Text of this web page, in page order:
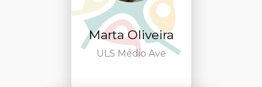
Marta Oliveira
ULS Médio Ave